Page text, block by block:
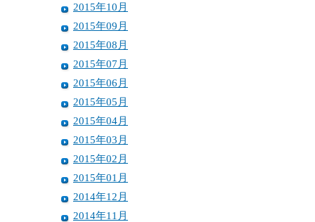
2015年10月
2015年09月
2015年08月
2015年07月
2015年06月
2015年05月
2015年04月
2015年03月
2015年02月
2015年01月
2014年12月
2014年11月